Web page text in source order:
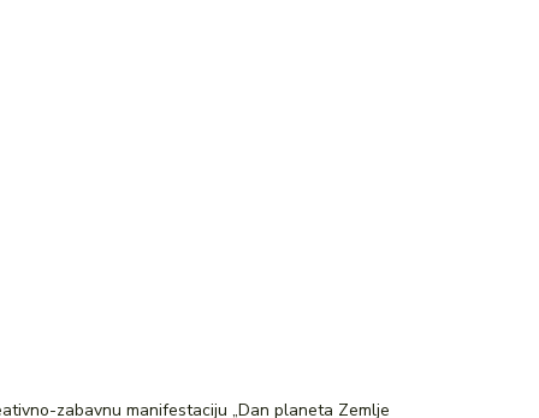
zabavnu manifestaciju „Dan planeta Zemlje